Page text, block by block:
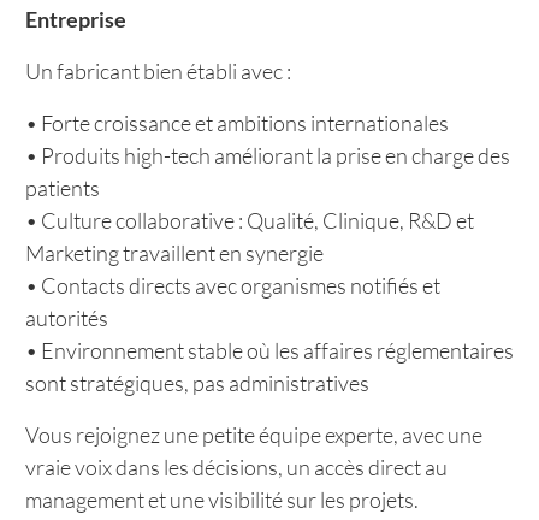
Entreprise
Un fabricant bien établi avec :
• Forte croissance et ambitions internationales
• Produits high-tech améliorant la prise en charge des
patients
• Culture collaborative : Qualité, Clinique, R&D et
Marketing travaillent en synergie
• Contacts directs avec organismes notifiés et
autorités
• Environnement stable où les affaires réglementaires
sont stratégiques, pas administratives
Vous rejoignez une petite équipe experte, avec une
vraie voix dans les décisions, un accès direct au
management et une visibilité sur les projets.